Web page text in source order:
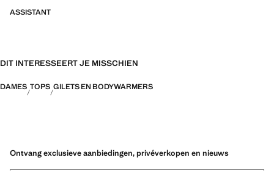
ASSISTANT
DIT INTERESSEERT JE MISSCHIEN
DAMES TOPS GILETS EN BODYWARMERS
Ontvang exclusieve aanbiedingen, privéverkopen en nieuws